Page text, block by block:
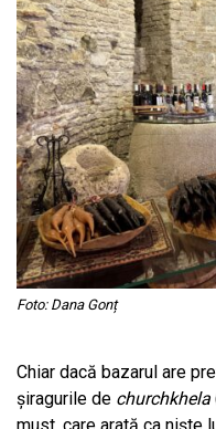
Foto: Dana Gonț
Chiar dacă bazarul are
șiragurile de churchkhela